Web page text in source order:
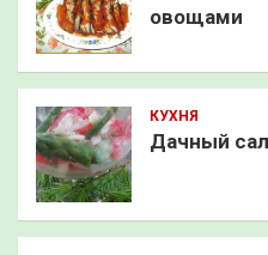
овощами
КУХНЯ
Дачный